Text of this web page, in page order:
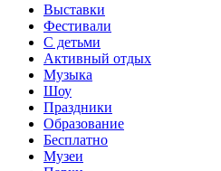
Выставки
Фестивали
С детьми
Активный отдых
Музыка
Шоу
Праздники
Образование
Бесплатно
Музеи